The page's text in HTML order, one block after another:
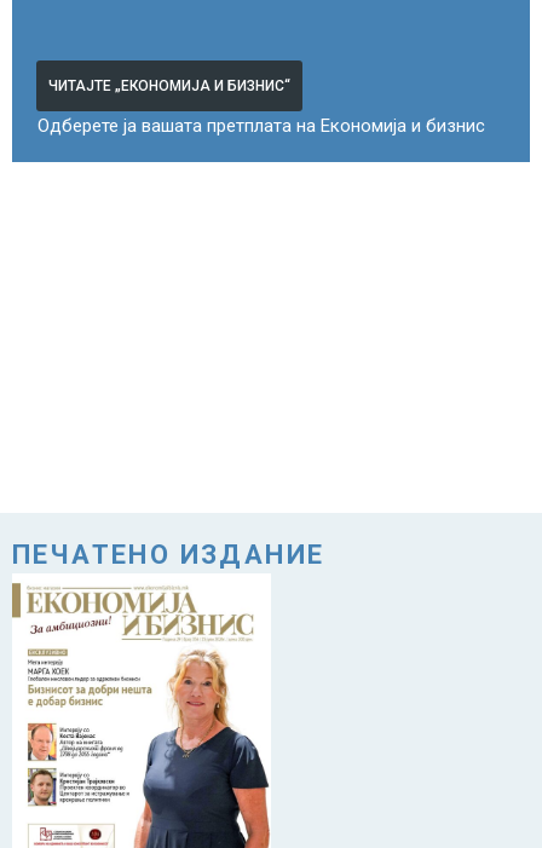
ЧИТАЈТЕ „ЕКОНОМИЈА И БИЗНИС“
Одберете ја вашата претплата на Економија и бизнис
ПЕЧАТЕНО ИЗДАНИЕ